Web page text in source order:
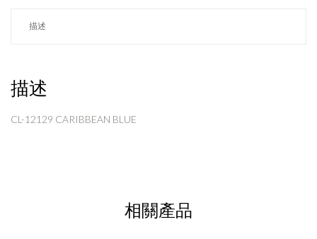
描述
描述
CL-12129 CARIBBEAN BLUE
相關產品